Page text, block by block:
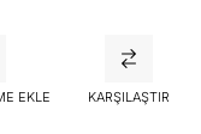
EKLE KARŞILAŞTIR